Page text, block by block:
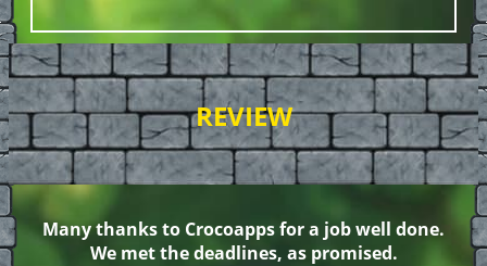
REVIEW
Many thanks to Crocoapps for a job well done.
We met the deadlines, as promised.